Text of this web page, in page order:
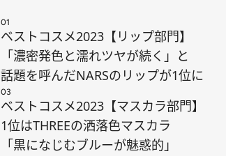
01
ベストコスメ2023【リップ部門】
「濃密発色と濡れツヤが続く」と
話題を呼んだNARSのリップが1位に
03
ベストコスメ2023【マスカラ部門】
1位はTHREEの洒落色マスカラ
「黒になじむブルーが魅惑的」